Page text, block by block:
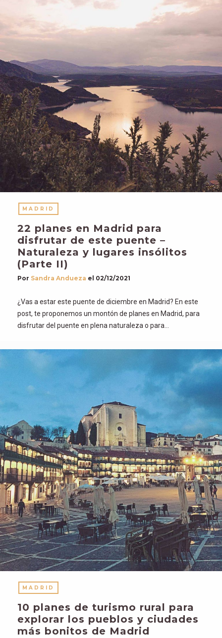
MADRID
22 planes en Madrid para
disfrutar de este puente –
Naturaleza y lugares insólitos
(Parte II)
Por Sandra Andueza el 02/12/2021
¿Vas a estar este puente de diciembre en Madrid? En este
post, te proponemos un montón de planes en Madrid, para
disfrutar del puente en plena naturaleza o para…
MADRID
10 planes de turismo rural para
explorar los pueblos y ciudades
más bonitos de Madrid